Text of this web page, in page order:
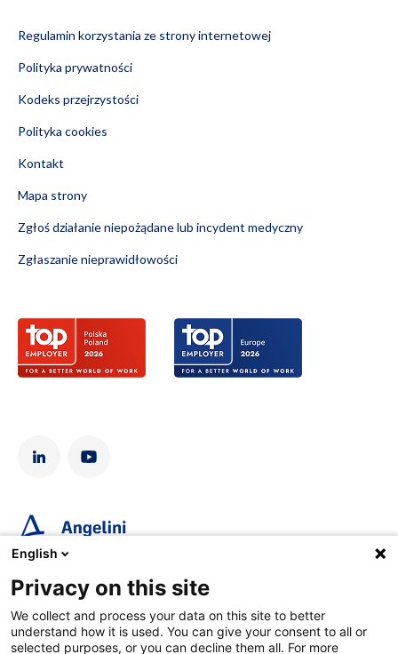
Regulamin korzystania ze strony internetowej
Polityka prywatności
Kodeks przejrzystości
Polityka cookies
Kontakt
Mapa strony
Zgłoś działanie niepożądane lub incydent medyczny
Zgłaszanie nieprawidłowości
Angelini Pharma Polska Sp. z o.o., Adgar Park West, Aleje
5260204222, BDO 000088746. Kapitał zakładowy 2 276 000,00
zł.
English
Privacy on this site
We collect and process your data on this site to better
understand how it is used. You can give your consent to all or
selected purposes, or you can decline them all. For more